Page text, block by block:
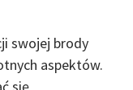
swojej brody
aspektów.